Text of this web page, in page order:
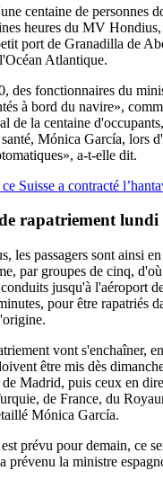
centaine de personnes
heures du MV
port de Granadilla de
Atlantique.
des fonctionnaires du
à bord du navire»,
de la centaine
Mónica García, lors
a-t-elle dit.
Suisse a contracté
rapatriement lundi
les passagers sont ainsi
par groupes de cinq,
jusqu'à l'aéroport
pour être rapatriés
vont s'enchaîner,
être mis dès
Madrid, puis ceux en
de France, du
Mónica García.
prévu pour demain, ce
prévenu la ministre